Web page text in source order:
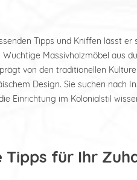
Tipps und Kniffen lässt er
Massivholzmöbel aus
von den traditionellen
Design. Sie suchen nach
Einrichtung im Kolonialstil
für Ihr